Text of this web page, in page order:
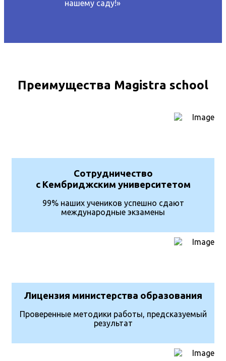
нашему саду!»
Преимущества Magistra school
Сотрудничество
с Кембриджским университетом
99% наших учеников успешно сдают
международные экзамены
Лицензия министерства образования
Проверенные методики работы, предсказуемый
результат